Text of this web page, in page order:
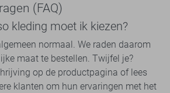
(FAQ)
kleding moet ik kiezen?
normaal. We raden daarom
maat te bestellen. Twijfel je?
op de productpagina of lees
klanten om hun ervaringen met het